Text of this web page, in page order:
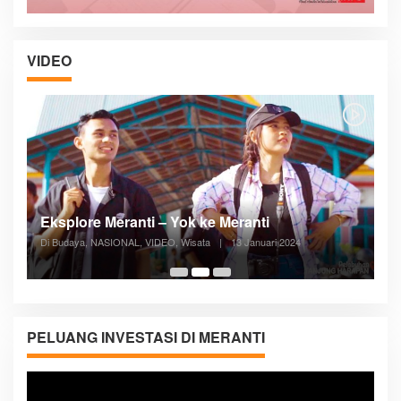
VIDEO
05:08
Posyandu Melayani Semua Siklus Hidup
Di ADVERTORIAL, Kesehatan, VIDEO 27 Desember 2023
PELUANG INVESTASI DI MERANTI
Pemutar